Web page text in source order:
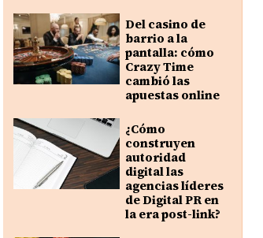
Del casino de
barrio a la
pantalla: cómo
Crazy Time
cambió las
apuestas online
¿Cómo
construyen
autoridad
digital las
agencias líderes
de Digital PR en
la era post-link?